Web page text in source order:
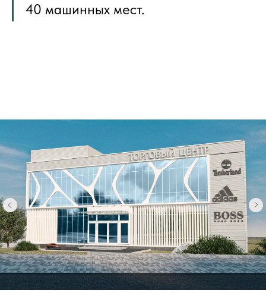
40 машинных мест.